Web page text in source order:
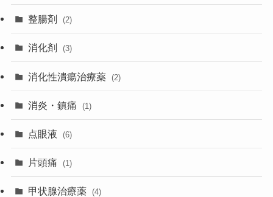
整腸剤 (2)
消化剤 (3)
消化性潰瘍治療薬 (2)
消炎・鎮痛 (1)
点眼液 (6)
片頭痛 (1)
甲状腺治療薬 (4)